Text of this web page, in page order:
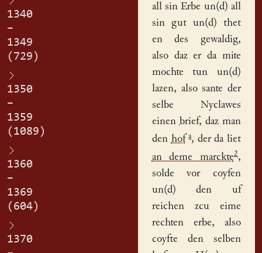
1340
–
1349
(729)
1350
–
1359
(1089)
1360
–
1369
(604)
1370
all sin Erbe un(d) all
sin gut un(d) thet
en des gewaldig,
also daz er da mite
mochte tun un(d)
lazen, also sante der
selbe Nyclawes
einenbrief, daz man
den hof a, der da liet
an deme marckte2,
solde vor coyfen
un(d) den uf
reichen zcu eime
rechten erbe, also
coyfte den selben